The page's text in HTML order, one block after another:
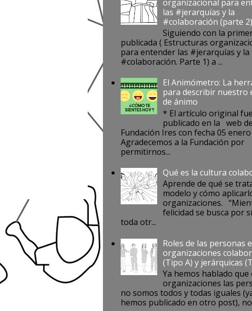
organizacional para
las #jerarquías y la
#colaboración (parte
Siguiendo con la
publicada ( Estructuras
para entender las #jerarquías y la
#colaboración. Parte 1) a ...
El Animómetro: La
para describir nuestro
de ánimo
* El artículo original
publicado en la web
Fundación Ires con fecha 05 enero
Agradecemos a la Fundación por
permitirnos...
Qué es la cultura
Aprende de qué se
modelo y cómo
organizaciones.
felicidad se busca por
toda otr...
Roles de las personas
organizaciones
(Tipo A) y jerárquicas
Ya hemos hablado que
organizaciones las
no somos todos y todas iguales
hemos publicado en otro post),